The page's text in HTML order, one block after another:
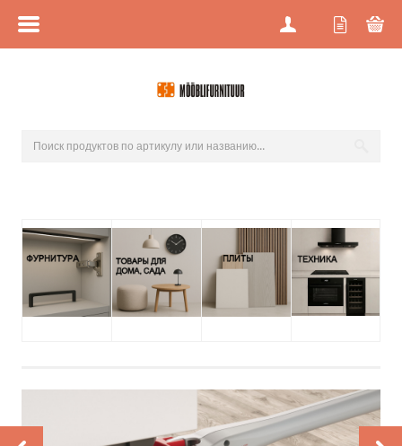
НОВИНКИ
МАГАЗИНЫ
HÄFELE